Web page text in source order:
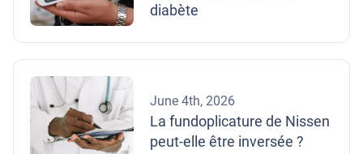
diabète
June 4th, 2026
La fundoplicature de Nissen
peut-elle être inversée ?